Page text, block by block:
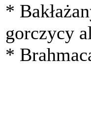
*
gorczycy
*